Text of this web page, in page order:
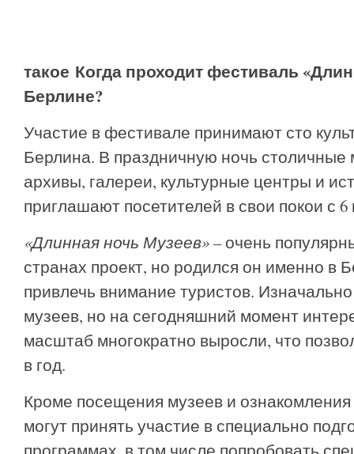
такое Когда проходит фестиваль
Берлине?
Участие в фестивале принимают сто
Берлина. В праздничную ночь
архивы, галереи, культурные центры и
приглашают посетителей в свои покои с
«Длинная ночь Музеев»– очень
странах проект, но родился он именно в
привлечь внимание туристов.
музеев, но на сегодняшний момент
масштаб многократно выросли, что
в год.
Кроме посещения музеев и ознакомления
могут принять участие в специально